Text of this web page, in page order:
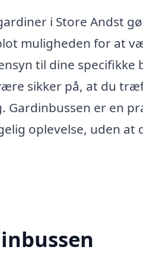
i Store Andst
muligheden for at
til dine specifikke
sikker på, at du
er en
oplevelse, uden at